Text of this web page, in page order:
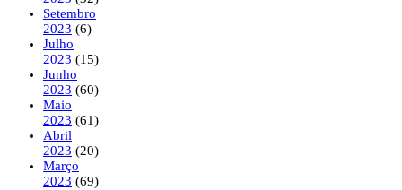
Setembro
2023 (6)
Julho
2023 (15)
Junho
2023 (60)
Maio
2023 (61)
Abril
2023 (20)
Março
2023 (69)